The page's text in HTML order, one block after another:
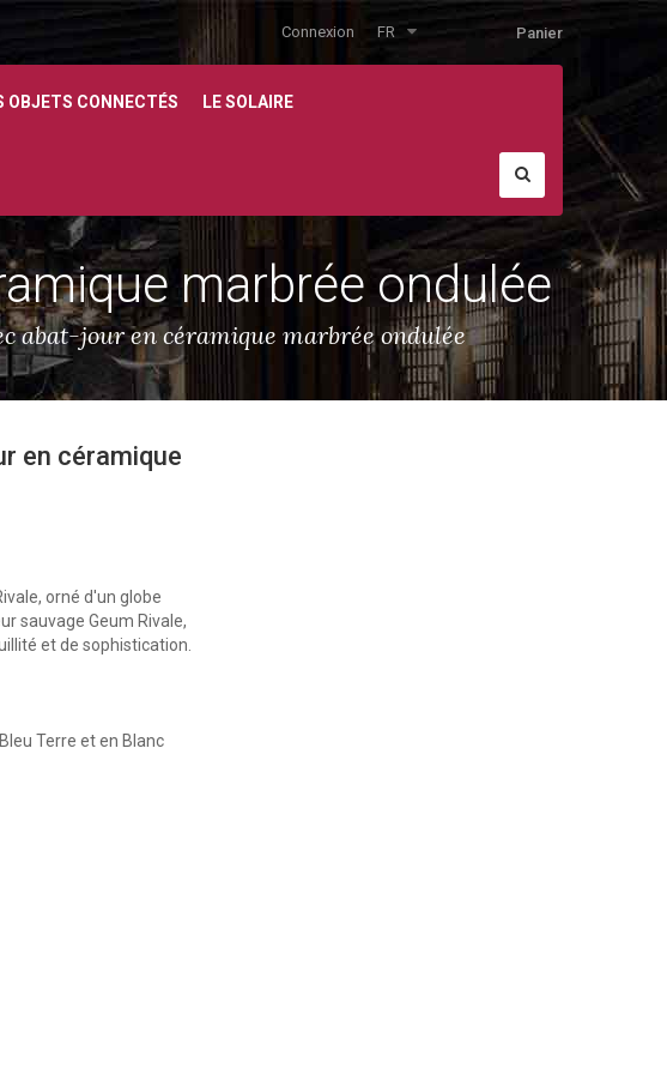
Panier
FR
Connexion
OBJETS CONNECTÉS LE SOLAIRE
marbrée ondulée
abat-jour en céramique marbrée ondulée
en céramique
orné d'un globe
sauvage Geum Rivale,
et de sophistication.
Terre eten Blanc